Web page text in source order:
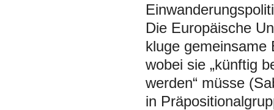
Die Europäische
kluge gemeinsame
wobei sie „künftig
werden“ müsse
in